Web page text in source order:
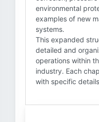
environmental
examples of new
systems.
This expanded
detailed and
operations within
industry. Each
with specific